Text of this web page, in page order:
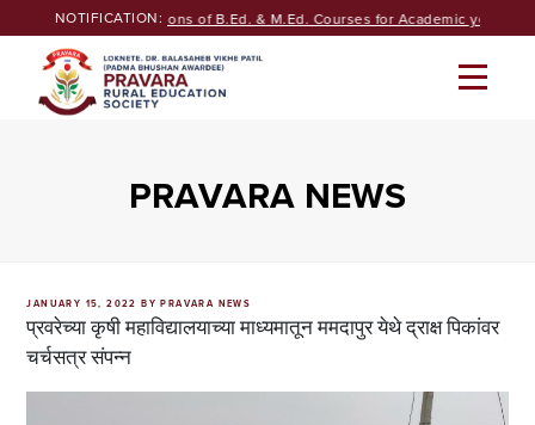
to
NOTIFICATION:
Seeking Admissions of B.Ed. & M.Ed. Courses for Academic year
PRAVARA NEWS
POSTED
ON
JANUARY 15, 2022 BY PRAVARA NEWS
प्रवरेच्या कृषी महाविद्यालयाच्या माध्यमातून ममदापुर येथे द्राक्ष पिकांवर
चर्चसत्र संपन्न